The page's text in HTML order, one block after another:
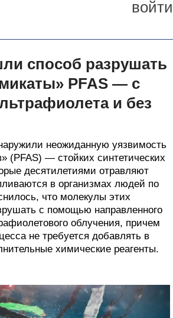
войти
способ разрушать
PFAS — с
и без
неожиданную уязвимость
(PFAS) — стойких синтетических
десятилетиями отравляют
в организмах людей по
что молекулы этих
с помощью направленного
облучения, причем
не требуется добавлять в
химические реагенты.